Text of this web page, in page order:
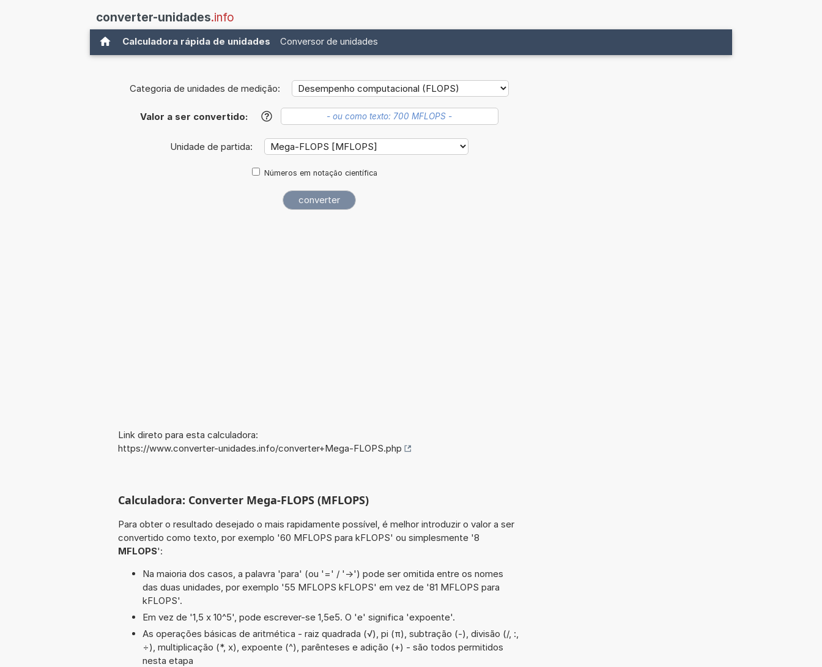
converter-unidades.info
Calculadora rápida de unidades Conversor de unidades
Categoria de unidades de medição:
Valor a ser convertido: ?
Unidade de partida:
Números em notação científica
Link direto para esta calculadora:
https://www.converter-unidades.info/converter+Mega-FLOPS.php
Calculadora: Converter Mega-FLOPS (MFLOPS)
Para obter o resultado desejado o mais rapidamente possível, é melhor introduzir o valor a ser
convertido como texto, por exemplo '60 MFLOPS para kFLOPS' ou simplesmente '8
MFLOPS':
Na maioria dos casos, a palavra 'para' (ou '=' / '->') pode ser omitida entre os nomes
das duas unidades, por exemplo '55 MFLOPS kFLOPS' em vez de '81 MFLOPS para
kFLOPS'.
Em vez de '1,5 x 10^5', pode escrever-se 1,5e5. O 'e' significa 'expoente'.
As operações básicas de aritmética - raiz quadrada (√), pi (π), subtração (-), divisão (/, :,
÷), multiplicação (*, x), expoente (^), parênteses e adição (+) - são todos permitidos
nesta etapa